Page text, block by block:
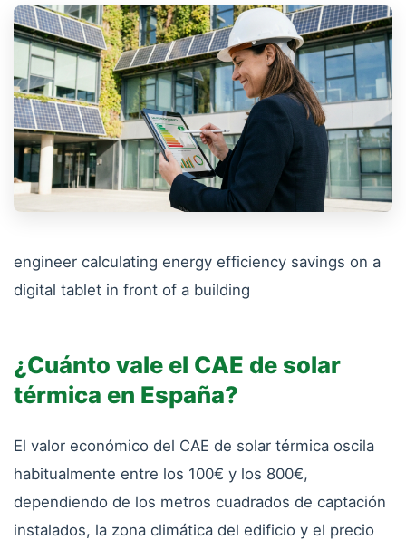
engineer calculating energy efficiency savings on a
digital tablet in front of a building
¿Cuánto vale el CAE de solar
térmica en España?
El valor económico del CAE de solar térmica oscila
habitualmente entre los 100€ y los 800€,
dependiendo de los metros cuadrados de captación
instalados, la zona climática del edificio y el precio